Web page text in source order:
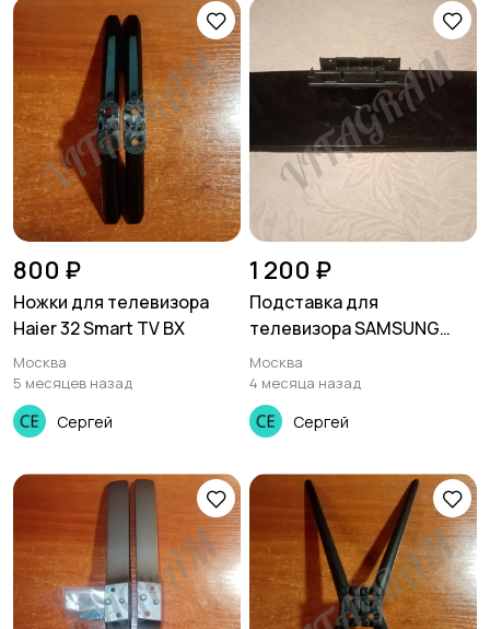
800 ₽
Ножки для телевизора
Haier 32 Smart TV BX
Москва
5 месяцев назад
Сергей
1 200 ₽
Подставка для
телевизора SAMSUNG
LE37A556, LE37A556P1F,
LE37A550P1R, bn61-03714x
Москва
4 месяца назад
Сергей